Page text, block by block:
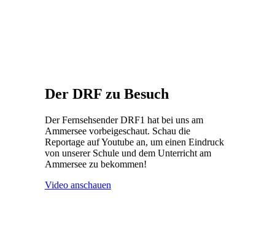
Der DRF zu Besuch
Der Fernsehsender DRF1 hat bei uns am
Ammersee vorbeigeschaut. Schau die
Reportage auf Youtube an, um einen Eindruck
von unserer Schule und dem Unterricht am
Ammersee zu bekommen!
Video anschauen